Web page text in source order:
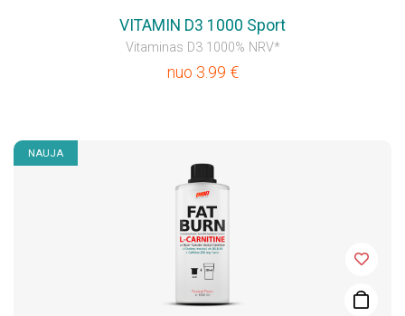
VITAMIN D3 1000 Sport
Vitaminas D3 1000% NRV*
nuo 3.99 €
NAUJA